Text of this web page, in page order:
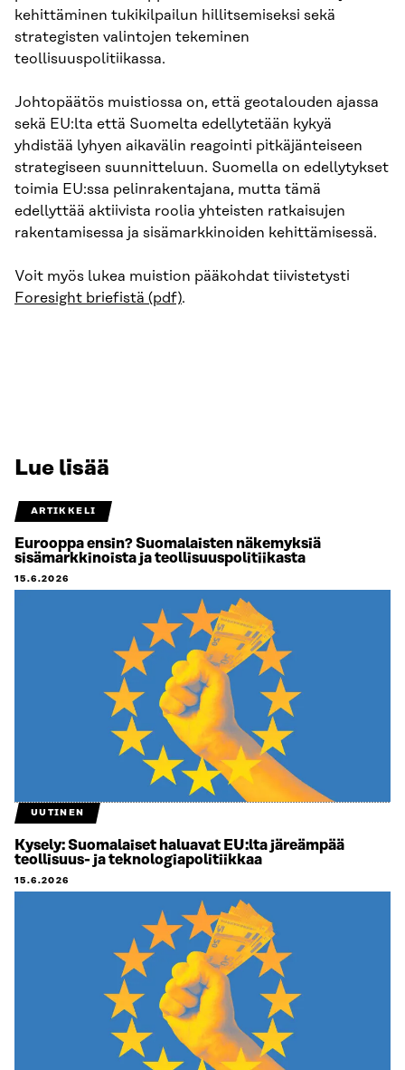
kehittäminen tukikilpailun hillitsemiseksi sekä
strategisten valintojen tekeminen
teollisuuspolitiikassa.
Johtopäätös muistiossa on, että geotalouden ajassa
sekä EU:lta että Suomelta edellytetään kykyä
yhdistää lyhyen aikavälin reagointi pitkäjänteiseen
strategiseen suunnitteluun. Suomella on edellytykset
toimia EU:ssa pelinrakentajana, mutta tämä
edellyttää aktiivista roolia yhteisten ratkaisujen
rakentamisessa ja sisämarkkinoiden kehittämisessä.
Voit myös lukea muistion pääkohdat tiivistetysti
Foresight briefistä (pdf).
Lue lisää
ARTIKKELI
Eurooppa ensin? Suomalaisten näkemyksiä
sisämarkkinoista ja teollisuuspolitiikasta
15.6.2026
UUTINEN
Kysely: Suomalaiset haluavat EU:lta järeämpää
teollisuus- ja teknologiapolitiikkaa
15.6.2026